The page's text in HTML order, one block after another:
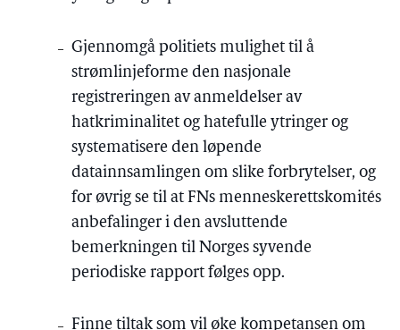
Gjennomgå politiets mulighet til å
strømlinjeforme den nasjonale
registreringen av anmeldelser av
hatkriminalitet og hatefulle ytringer og
systematisere den løpende
datainnsamlingen om slike forbrytelser, og
for øvrig se til at FNs menneskerettskomités
anbefalinger i den avsluttende
bemerkningen til Norges syvende
periodiske rapport følges opp.
Finne tiltak som vil øke kompetansen om